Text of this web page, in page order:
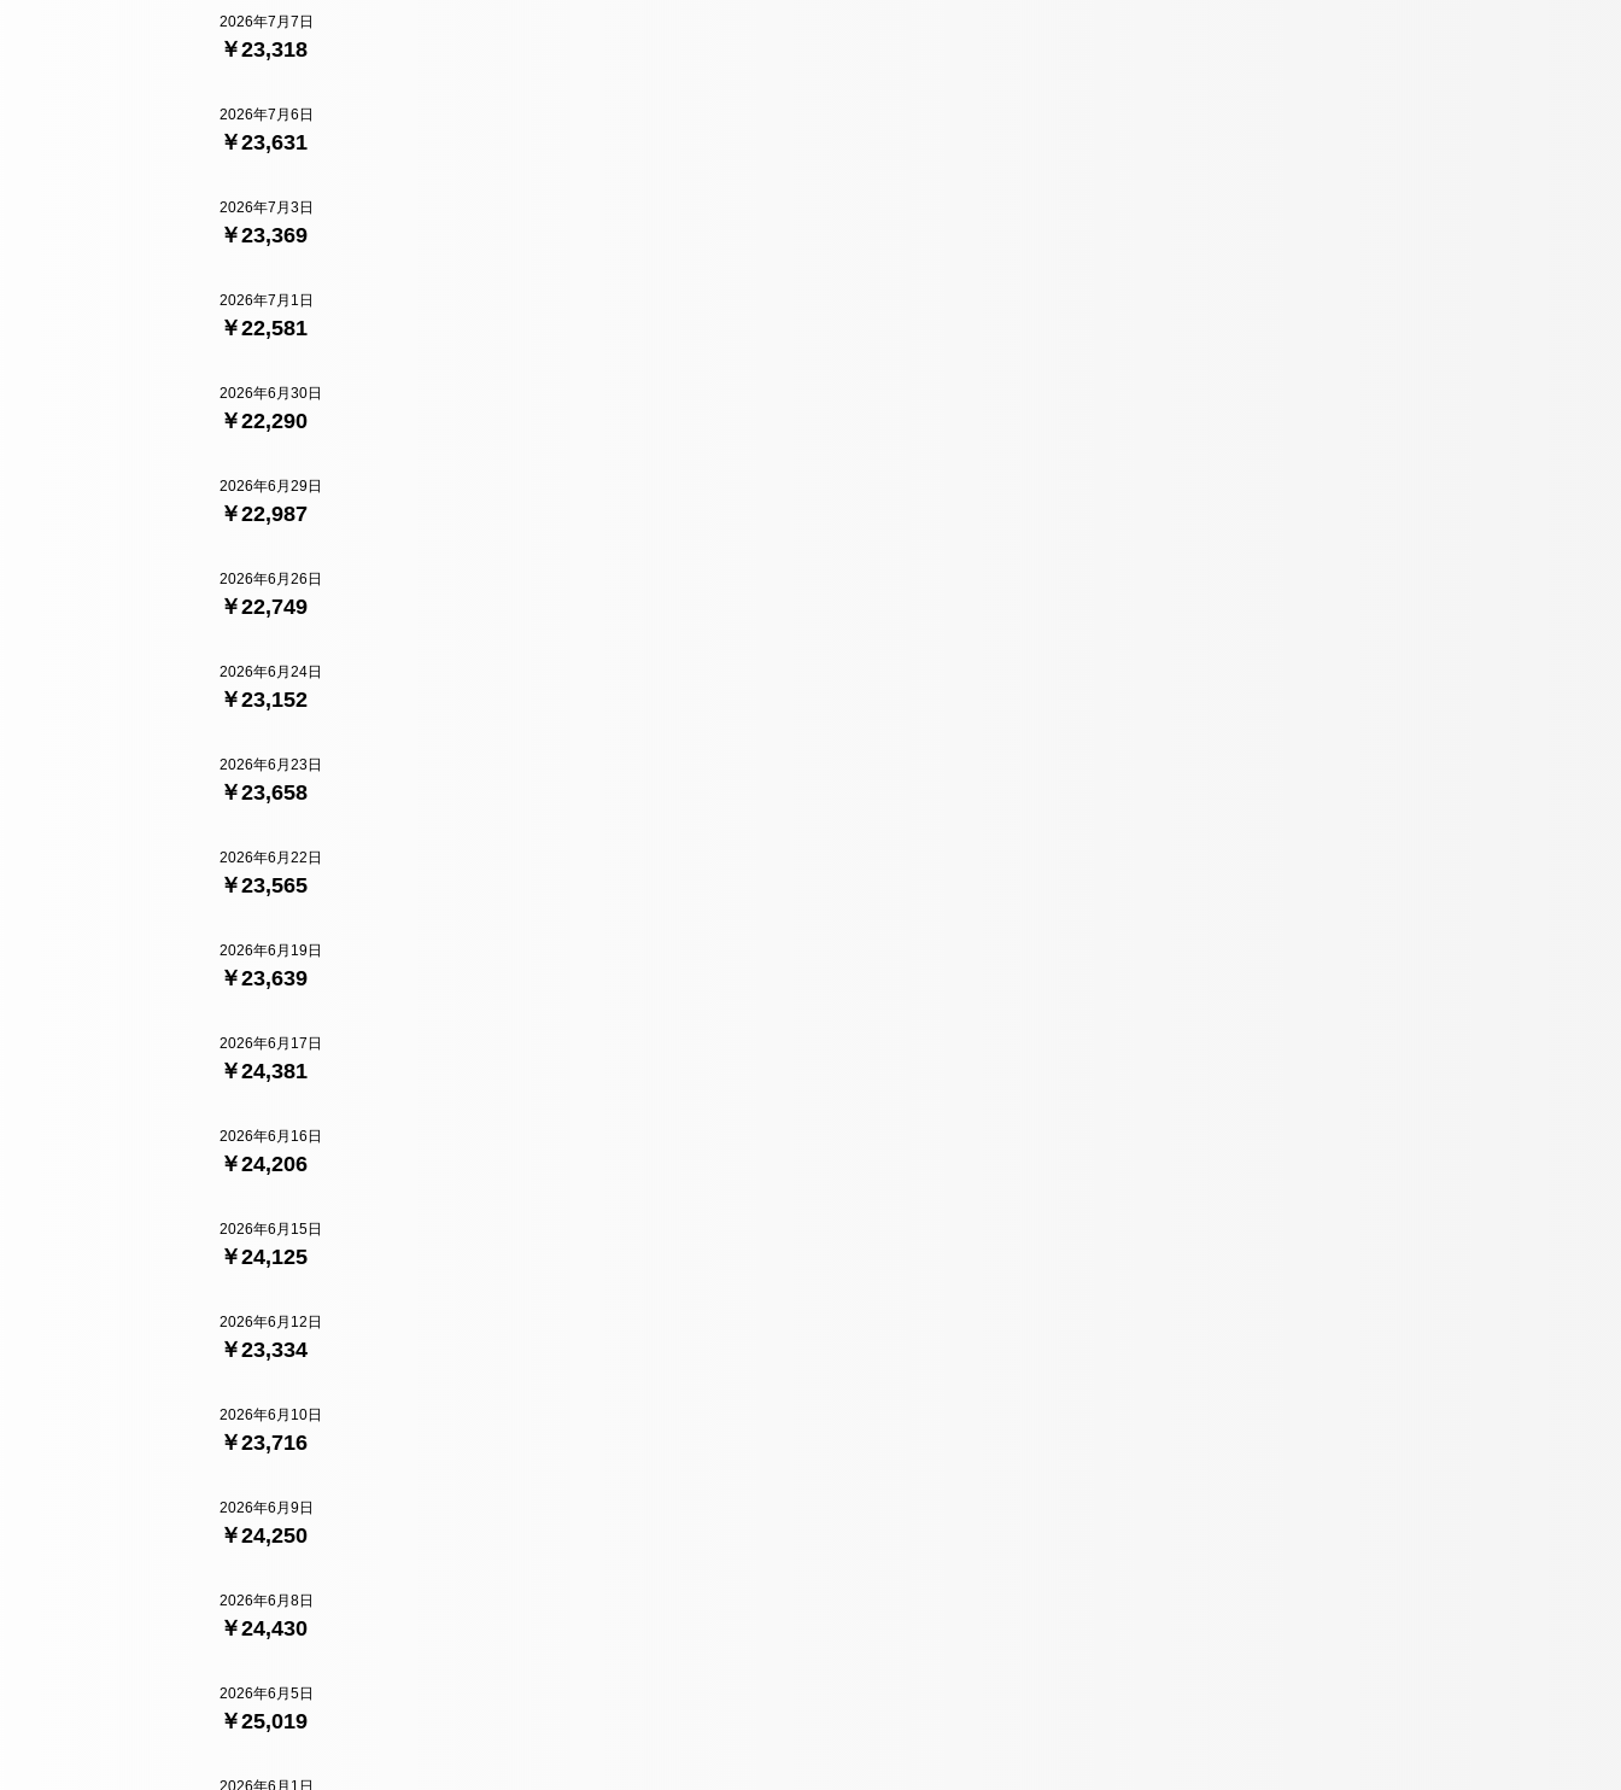
￥23,318
2026年7月7日
￥23,631
2026年7月6日
￥23,369
2026年7月3日
￥22,581
2026年7月1日
￥22,290
2026年6月30日
￥22,987
2026年6月29日
￥22,749
2026年6月26日
￥23,152
2026年6月24日
￥23,658
2026年6月23日
￥23,565
2026年6月22日
￥23,639
2026年6月19日
￥24,381
2026年6月17日
￥24,206
2026年6月16日
￥24,125
2026年6月15日
￥23,334
2026年6月12日
￥23,716
2026年6月10日
￥24,250
2026年6月9日
￥24,430
2026年6月8日
￥25,019
2026年6月5日